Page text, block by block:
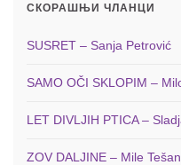
СКОРАШЊИ ЧЛАНЦИ
SUSRET – Sanja Petrović
SAMO OČI SKLOPIM –
LET DIVLJIH PTICA –
ZOV DALJINE – Mile